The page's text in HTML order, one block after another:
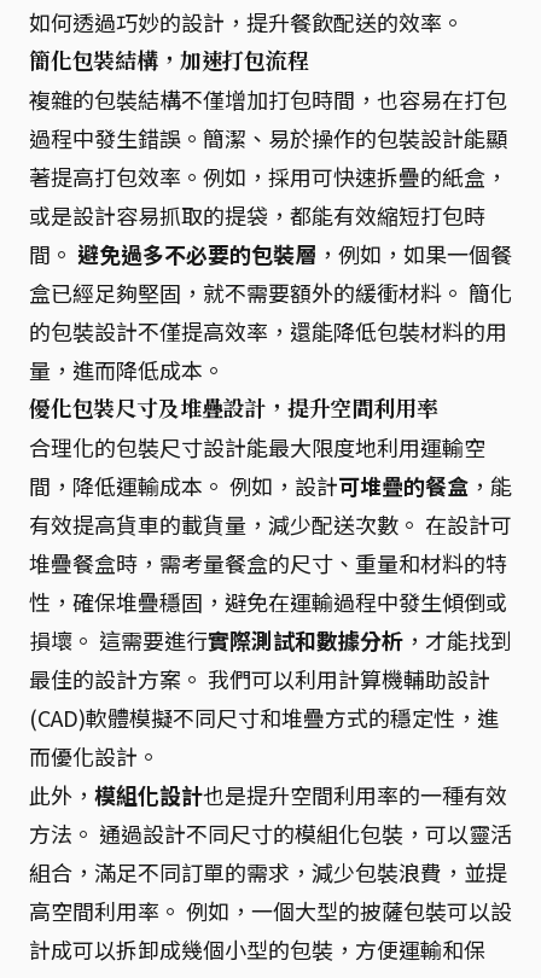
如何透過巧妙的設計，提升餐飲配送的效率。
簡化包裝結構，加速打包流程
複雜的包裝結構不僅增加打包時間，也容易在打包
過程中發生錯誤。簡潔、易於操作的包裝設計能顯
著提高打包效率。例如，採用可快速拆疊的紙盒，
或是設計容易抓取的提袋，都能有效縮短打包時
間。 避免過多不必要的包裝層 ，例如，如果一個餐
盒已經足夠堅固，就不需要額外的緩衝材料。 簡化
的包裝設計不僅提高效率，還能降低包裝材料的用
量，進而降低成本。
優化包裝尺寸及堆疊設計，提升空間利用率
合理化的包裝尺寸設計能最大限度地利用運輸空
間，降低運輸成本。 例如，設計可堆疊的餐盒 ，能
有效提高貨車的載貨量，減少配送次數。 在設計可
堆疊餐盒時，需考量餐盒的尺寸、重量和材料的特
性，確保堆疊穩固，避免在運輸過程中發生傾倒或
損壞。 這需要進行實際測試和數據分析 ，才能找到
最佳的設計方案。 我們可以利用計算機輔助設計
(CAD)軟體模擬不同尺寸和堆疊方式的穩定性，進
而優化設計。
此外， 模組化設計也是提升空間利用率的一種有效
方法。 通過設計不同尺寸的模組化包裝，可以靈活
組合，滿足不同訂單的需求，減少包裝浪費，並提
高空間利用率。 例如，一個大型的披薩包裝可以設
計成可以拆卸成幾個小型的包裝，方便運輸和保